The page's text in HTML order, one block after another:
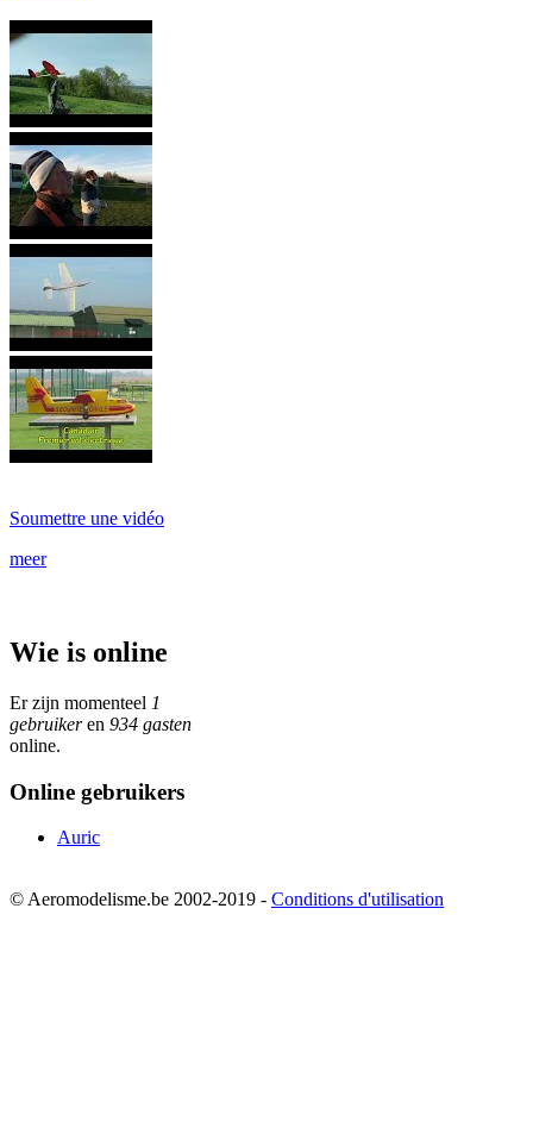
Soumettre une vidéo
meer
Wie is online
Er zijn momenteel 1
gebruikeren 934 gasten
online.
Online gebruikers
Auric
© Aeromodelisme.be 2002-2019 - Conditions d'utilisation